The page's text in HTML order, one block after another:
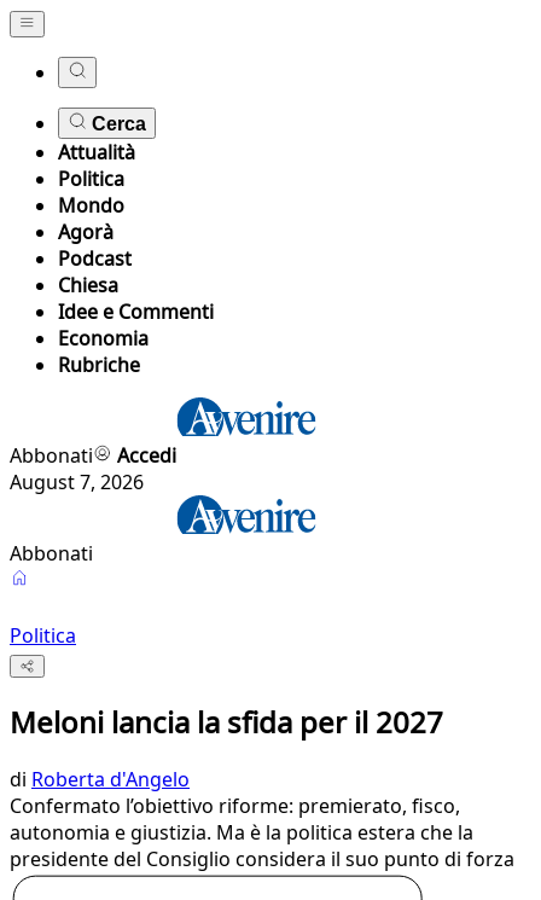
Cerca
Attualità
Politica
Mondo
Agorà
Podcast
Chiesa
Idee e Commenti
Economia
Rubriche
Abbonati
Accedi
August 7, 2026
Abbonati
Politica
Meloni lancia la sfida per il 2027
di Roberta d'Angelo
Confermato l’obiettivo riforme: premierato, fisco,
autonomia e giustizia. Ma è la politica estera che la
presidente del Consiglio considera il suo punto di forza